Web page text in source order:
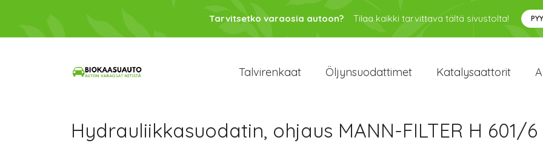
Tarvitsetko varaosia autoon? Tilaa kaikki tarvittava tältä sivustolta!
Talvirenkaat Öljynsuodattimet Katalysaattorit
Hydrauliikkasuodatin, ohjaus MANN-FILTER H 601/6